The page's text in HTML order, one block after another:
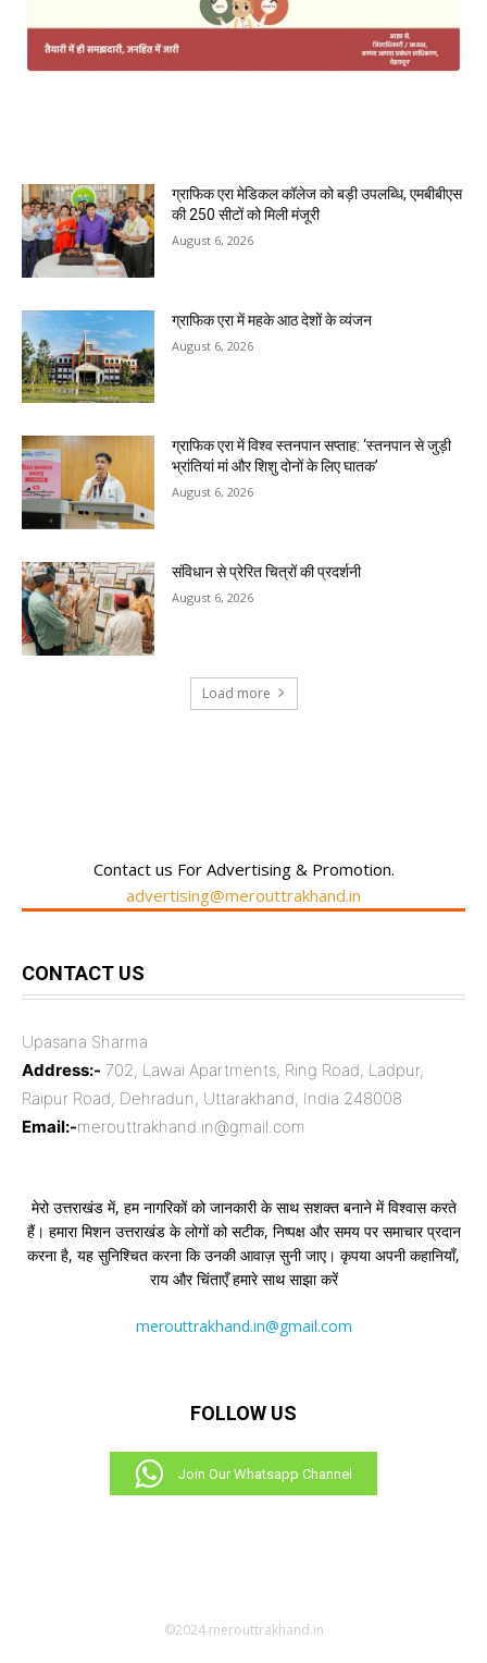
ग्राफिक एरा मेडिकल कॉलेज को बड़ी उपलब्धि, एमबीबीएस
की 250 सीटों को मिली मंजूरी
August 6, 2026
ग्राफिक एरा में महके आठ देशों के व्यंजन
August 6, 2026
ग्राफिक एरा में विश्व स्तनपान सप्ताह: ‘स्तनपान से जुड़ी
भ्रांतियां मां और शिशु दोनों के लिए घातक’
August 6, 2026
संविधान से प्रेरित चित्रों की प्रदर्शनी
August 6, 2026
Load more
Contact us For Advertising & Promotion.
advertising@merouttrakhand.in
CONTACT US
Upasana Sharma
Address:- 702, Lawai Apartments, Ring Road, Ladpur,
Raipur Road, Dehradun, Uttarakhand, India 248008
Email:-merouttrakhand.in@gmail.com
मेरो उत्तराखंड में, हम नागरिकों को जानकारी के साथ सशक्त बनाने में विश्वास करते
हैं। हमारा मिशन उत्तराखंड के लोगों को सटीक, निष्पक्ष और समय पर समाचार प्रदान
करना है, यह सुनिश्चित करना कि उनकी आवाज़ सुनी जाए। कृपया अपनी कहानियाँ,
राय और चिंताएँ हमारे साथ साझा करें
merouttrakhand.in@gmail.com
FOLLOW US
Join Our Whatsapp Channel
©2024 merouttrakhand.in